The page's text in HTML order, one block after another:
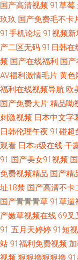
国产高清视频 91草莓
玖玖 国产免费毛不卡
91手机论坛 91视频新
产二区无码 91日韩在
频 国产在线福利 国
AV福利激情毛片 黄色
福利在线视频导航 欧
国产免费大片 精品呦
刺激视频 日本中文字
日韩伦理午夜 91碰超
观看 日本a级在线 干
91 国产美女91视频
免费视频精品 国产精
址18禁 国产高清不卡
国产青青青草 91草逼
产嫩草视频在线 69叉
91 五月天婷婷 91短
站 91福利免费视频
视频 狠狠擼狠狠擼